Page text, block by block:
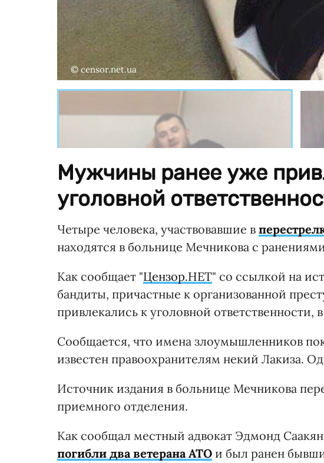
© censor.net.ua
Мужчины ранее уже
уголовной
Четыре человека, участвовавшие в
находятся в больнице Мечникова с
Как сообщает "Цензор.НЕТ" со ссылкой на
бандиты, причастные к организованной
привлекались к уголовной ответственности,
Сообщается, что имена злоумышленников
известен правоохранителям некий Лакиза.
Источник издания в больнице Мечникова
приемного отделения.
Как сообщал местный адвокат Эдмонд
погибли два ветерана АТО и был ранен